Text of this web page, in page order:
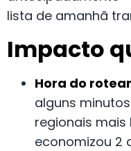
lista de amanhã
Impacto
Hora do
alguns
regionais mais
economizou 2